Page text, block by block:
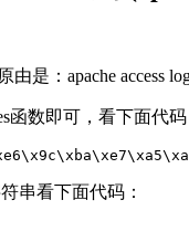
由是：apache
函数即可，看下面代
串看下面代码：